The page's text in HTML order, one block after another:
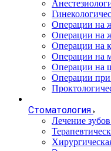
Операции на
Операции на
Операции на
Операции на
Операции на
Операции
Стоматология
Лечение